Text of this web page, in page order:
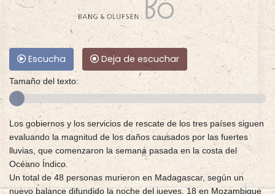
Escucha Deja de escuchar
Tamaño del texto:
Los gobiernos y los servicios de rescate de los tres países siguen
evaluando la magnitud de los daños causados por las fuertes
lluvias, que comenzaron la semana pasada en la costa del
Océano Índico.
Un total de 48 personas murieron en Madagascar, según un
nuevo balance difundido la noche del jueves, 18 en Mozambique